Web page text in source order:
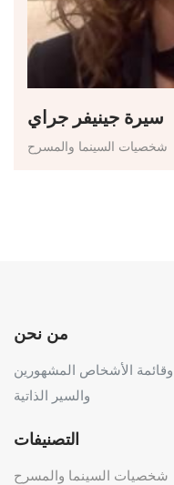
سيرة جينيفر جراي
شخصيات السينما والمسرح
من نحن
الأشخاص المشهورين
والسير الذاتية
التصنيفات
شخصيات السينما والمسرح